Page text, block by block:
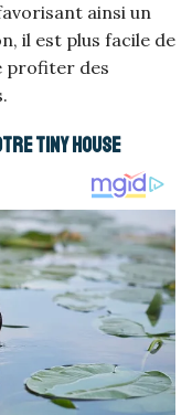
ainsi un
il est plus facile de
profiter des
Tiny House